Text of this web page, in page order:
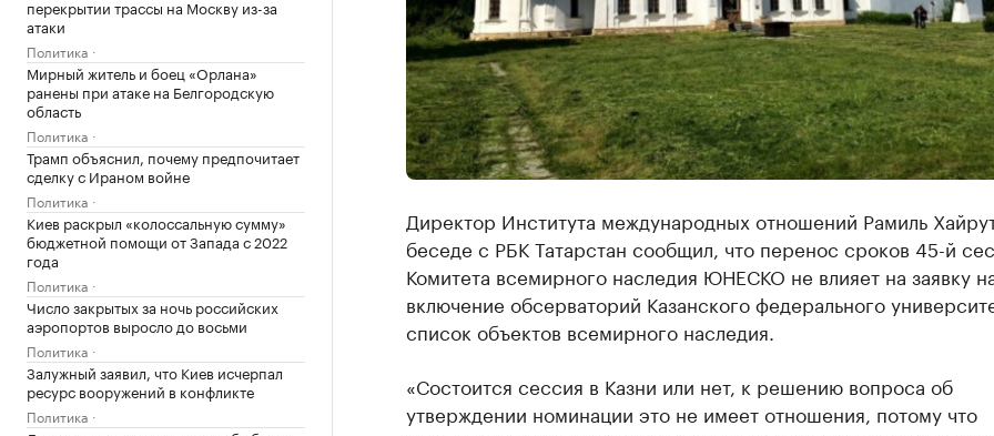
перекрытии трассы на Москву из-за
атаки
Политика
Мирный житель и боец «Орлана»
ранены при атаке на Белгородскую
область
Политика
Трамп объяснил, почему предпочитает
сделку с Ираном войне
Политика
Киев раскрыл «колоссальную сумму»
бюджетной помощи от Запада с 2022
года
Политика
Число закрытых за ночь российских
аэропортов выросло до восьми
Политика
Залужный заявил, что Киев исчерпал
ресурс вооружений в конфликте
Политика
Директор Института международных отношений Рамиль
беседе с РБК Татарстан сообщил, что перенос сроков 45-й
Комитета всемирного наследия ЮНЕСКО не влияет на заявку
включение обсерваторий Казанского федерального
список объектов всемирного наследия.
«Состоится сессия в Казни или нет, к решению вопроса об
утверждении номинации это не имеет отношения, потому что